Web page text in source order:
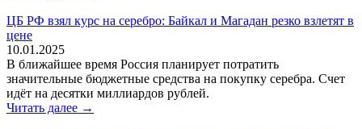
ЦБ РФ взял курс на серебро: Байкал и Магадан резко взлетят в
цене
10.01.2025
В ближайшее время Россия планирует потратить
значительные бюджетные средства на покупку серебра. Счет
идёт на десятки миллиардов рублей.
Читать далее →